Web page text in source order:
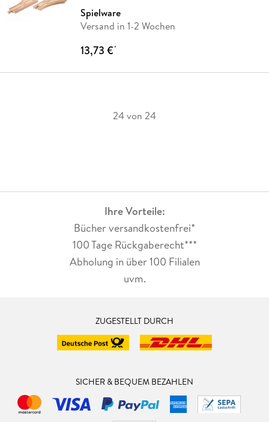
Spielware
Versand in 1-2 Wochen
13,73 €*
24 von 24
Ihre Vorteile:
Bücher versandkostenfrei*
100 Tage Rückgaberecht***
Abholung in über 100 Filialen
uvm.
ZUGESTELLT DURCH
SICHER & BEQUEM BEZAHLEN